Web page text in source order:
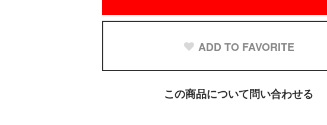
ADD TO FAVORITE
この商品について問い合わせる